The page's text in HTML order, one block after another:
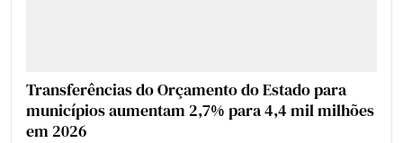
Transferências do Orçamento do Estado para
municípios aumentam 2,7% para 4,4 mil milhões
em 2026